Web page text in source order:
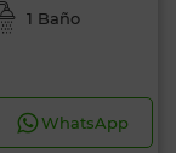
1 Baño
WhatsApp